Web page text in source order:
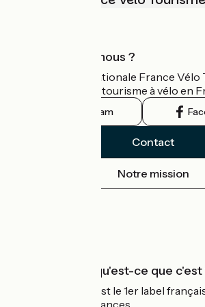
Qui sommes-nous ?
L'association nationale France Vélo
guide officiel du tourisme à vélo en
Instagram
Contact
Notre mission
Accueil Vélo qu'est-ce que c'est
Accueil Vélo c'est le 1er label